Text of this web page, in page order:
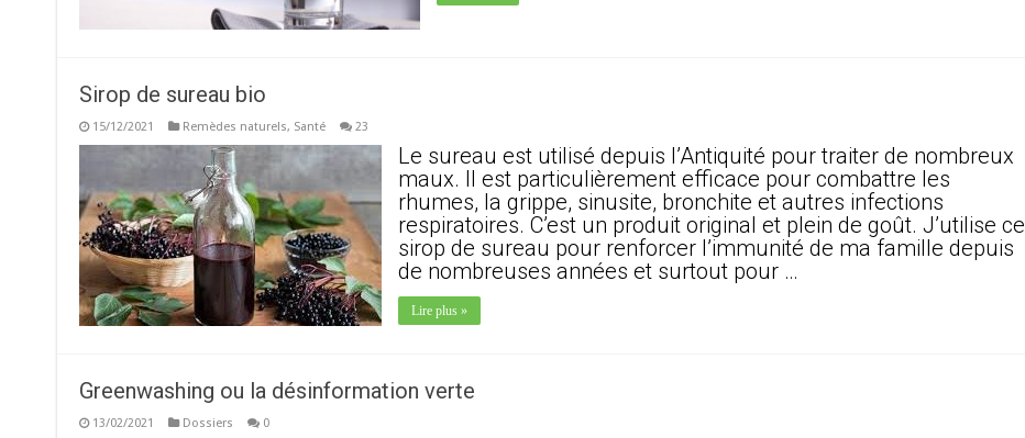
Sirop de sureau bio
15/12/2021 Remèdes naturels, Santé 23
Le sureau est utilisé depuis l’Antiquité pour traiter de nombreux
maux. Il est particulièrement efficace pour combattre les
rhumes, la grippe, sinusite, bronchite et autres infections
respiratoires. C’est un produit original et plein de goût. J’utilise ce
sirop de sureau pour renforcer l’immunité de ma famille depuis
de nombreuses années et surtout pour …
Lire plus »
Greenwashing ou la désinformation verte
13/02/2021 Dossiers 0